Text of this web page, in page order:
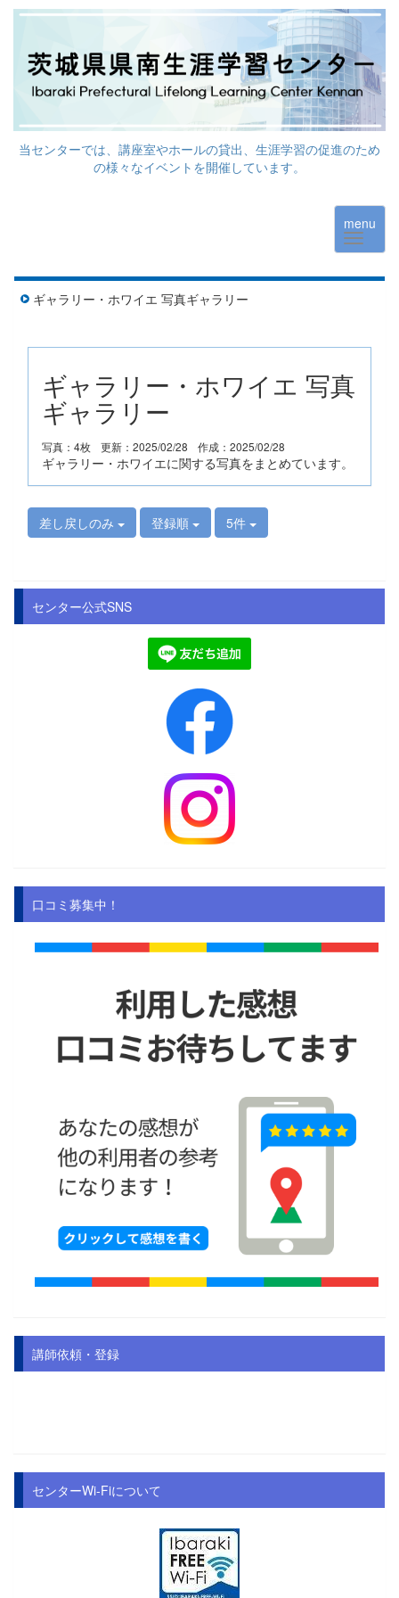
当センターでは、講座室やホールの貸出、生涯学習の促進のため
の様々なイベントを開催しています。
menu
ギャラリー・ホワイエ 写真ギャラリー
ギャラリー・ホワイエ 写真
ギャラリー
写真：4枚 更新：2025/02/28 作成：2025/02/28
ギャラリー・ホワイエに関する写真をまとめています。
差し戻しのみ 登録順 5件
センター公式SNS
口コミ募集中！
講師依頼・登録
センターWi-Fiについて